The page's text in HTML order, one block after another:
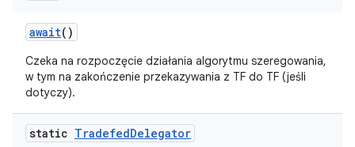
await()
Czeka na rozpoczęcie działania algorytmu szeregowania,
w tym na zakończenie przekazywania z TF do TF (jeśli
dotyczy).
static TradefedDelegator